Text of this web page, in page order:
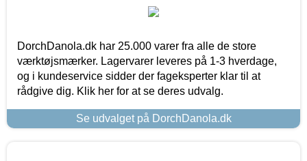
DorchDanola.dk har 25.000 varer fra alle de store
værktøjsmærker. Lagervarer leveres på 1-3 hverdage,
og i kundeservice sidder der fageksperter klar til at
rådgive dig. Klik her for at se deres udvalg.
Se udvalget på DorchDanola.dk